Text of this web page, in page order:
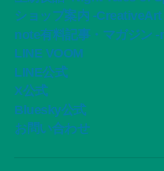
ショップ案内 -
note有料記事・マガジン -
LINE VOOM
LINE公式
X公式
Bluesky公式
お問い合わせ